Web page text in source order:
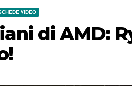
VIDEO
di AMD: